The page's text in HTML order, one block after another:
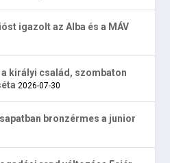
igazolt az Alba és a MÁV
a királyi család, szombaton
2026-07-30
bronzérmes a junior